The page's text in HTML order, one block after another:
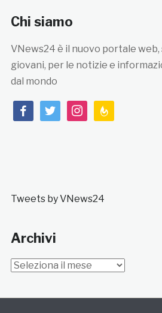
Chi siamo
VNews24 è il nuovo portale
giovani, per le notizie e
dal mondo
facebooktwitterinstagramfeedburner
Tweets by VNews24
Archivi
Archivi